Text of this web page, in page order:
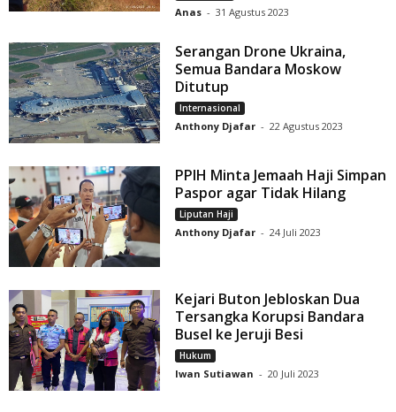
Anas - 31 Agustus 2023
Serangan Drone Ukraina,
Semua Bandara Moskow
Ditutup
Internasional
Anthony Djafar - 22 Agustus 2023
PPIH Minta Jemaah Haji Simpan
Paspor agar Tidak Hilang
Liputan Haji
Anthony Djafar - 24 Juli 2023
Kejari Buton Jebloskan Dua
Tersangka Korupsi Bandara
Busel ke Jeruji Besi
Hukum
Iwan Sutiawan - 20 Juli 2023